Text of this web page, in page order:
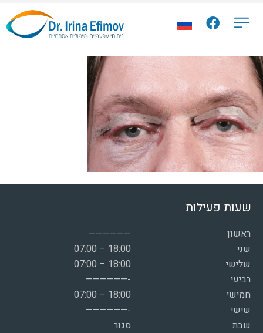
שעות פעילות
——————
ראשון
07:00 – 18:00
שני
07:00 – 18:00
שלישי
——————-
רביעי
07:00 – 18:00
חמישי
——————-
שישי
סגור
שבת